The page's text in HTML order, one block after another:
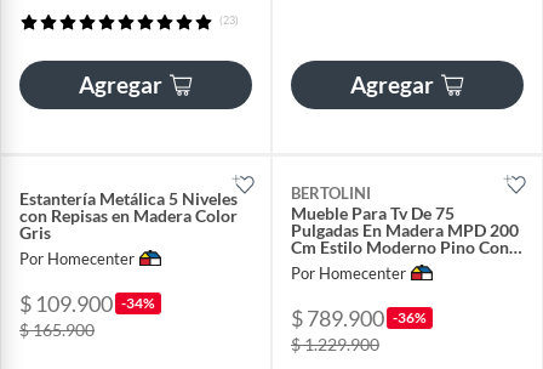
(23)
Agregar Agregar
Estantería Metálica 5 Niveles
con Repisas en Madera Color
Gris
Por Homecenter
$ 109.900 -34%
$ 165.900
BERTOLINI
Mueble Para Tv De 75
Pulgadas En Madera MPD 200
Cm Estilo Moderno Pino Con
Blanco
Por Homecenter
$ 789.900 -36%
$ 1.229.900